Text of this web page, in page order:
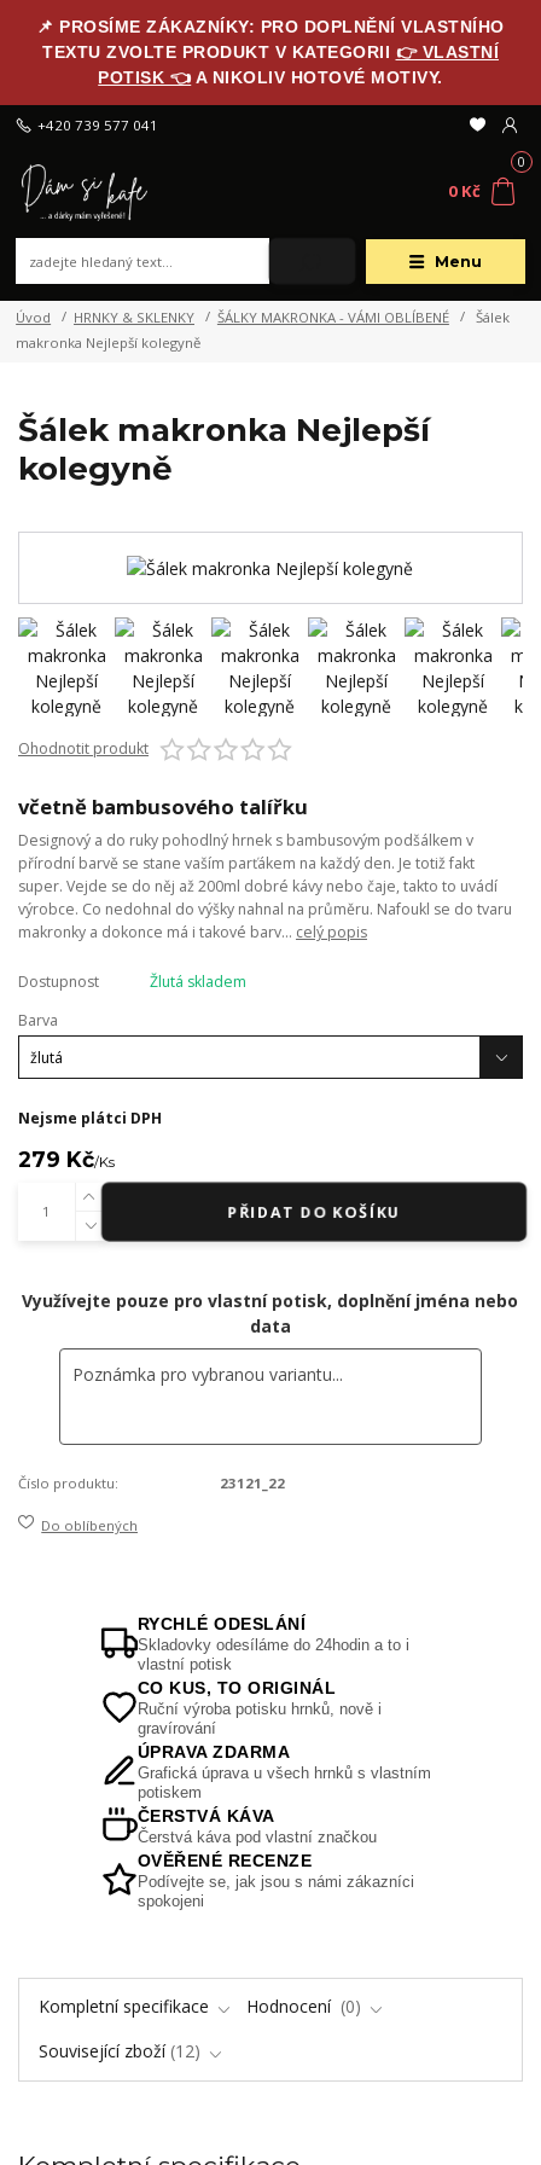
📌 PROSÍME ZÁKAZNÍKY: PRO DOPLNĚNÍ VLASTNÍHO
TEXTU ZVOLTE PRODUKT V KATEGORII 👉 VLASTNÍ
POTISK 👈 A NIKOLIV HOTOVÉ MOTIVY.
Menu
+420 739 577 041
0
0 Kč
Úvod HRNKY & SKLENKY ŠÁLKY MAKRONKA - VÁMI OBLÍBENÉ
Šálek
makronka Nejlepší kolegyně
Šálek makronka Nejlepší
kolegyně
Ohodnotit produkt
včetně bambusového talířku
Designový a do ruky pohodlný hrnek s bambusovým podšálkem v
přírodní barvě se stane vaším parťákem na každý den. Je totiž fakt
super. Vejde se do něj až 200ml dobré kávy nebo čaje, takto to uvádí
výrobce. Co nedohnal do výšky nahnal na průměru. Nafoukl se do tvaru
makronky a dokonce má i takové barv... celý popis
Dostupnost
Žlutá skladem
Barva
Nejsme plátci DPH
279 Kč/Ks
PŘIDAT DO KOŠÍKU
Využívejte pouze pro vlastní potisk, doplnění jména nebo
data
Číslo produktu: 23121_22
Do oblíbených
RYCHLÉ ODESLÁNÍ
Skladovky odesíláme do 24hodin a to i
vlastní potisk
CO KUS, TO ORIGINÁL
Ruční výroba potisku hrnků, nově i
gravírování
ÚPRAVA ZDARMA
Grafická úprava u všech hrnků s vlastním
potiskem
ČERSTVÁ KÁVA
Čerstvá káva pod vlastní značkou
OVĚŘENÉ RECENZE
Podívejte se, jak jsou s námi zákazníci
spokojeni
Kompletní specifikace Hodnocení
0
Související zboží 12